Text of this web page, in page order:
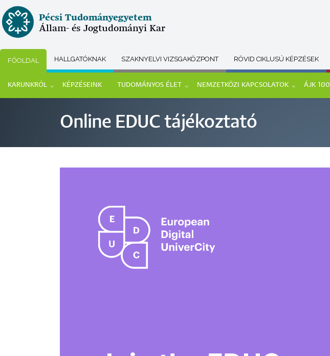
Ugrás
a
tartalomra
Pécsi Tudományegyetem
Állam- és Jogtudományi Kar
Submenu
selector
FŐOLDAL HALLGATÓKNAK SZAKNYELVI VIZSGAKÖZPONT RÖVID CIKLUSÚ KÉPZÉSEK
Main
navigation
KARUNKRÓL KÉPZÉSEINK TUDOMÁNYOS ÉLET NEMZETKÖZI KAPCSOLATOK ÁJK 100
Online EDUC tájékoztató